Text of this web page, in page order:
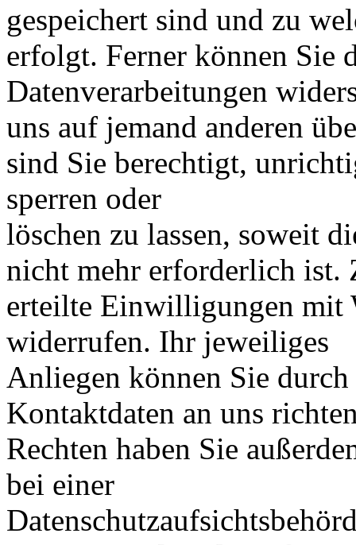
gespeichert sind und zu
erfolgt. Ferner können Sie
Datenverarbeitungen
uns auf jemand anderen
sind Sie berechtigt,
sperren oder
löschen zu lassen, soweit
nicht mehr erforderlich ist.
erteilte Einwilligungen
widerrufen. Ihr jeweiliges
Anliegen können Sie
Kontaktdaten an uns
Rechten haben Sie
bei einer